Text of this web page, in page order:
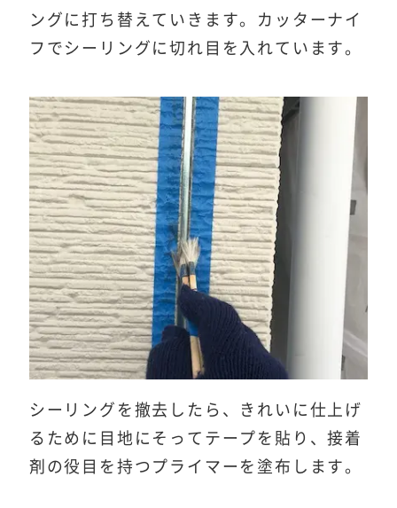
ングに打ち替えていきます。カッターナイ
フでシーリングに切れ目を入れています。
シーリングを撤去したら、きれいに仕上げ
るために目地にそってテープを貼り、接着
剤の役目を持つプライマーを塗布します。